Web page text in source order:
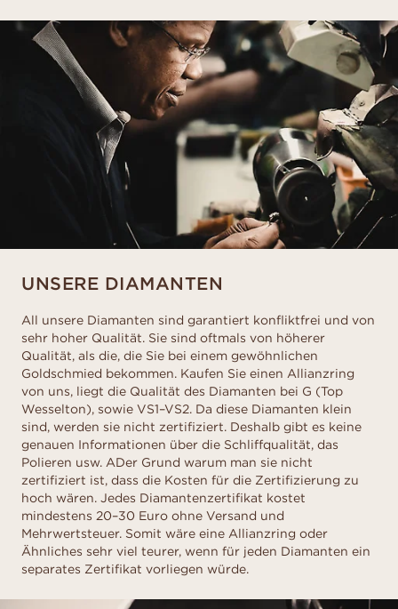
UNSERE DIAMANTEN
All unsere Diamanten sind garantiert konfliktfrei und von
sehr hoher Qualität. Sie sind oftmals von höherer
Qualität, als die, die Sie bei einem gewöhnlichen
Goldschmied bekommen. Kaufen Sie einen Allianzring
von uns, liegt die Qualität des Diamanten bei G (Top
Wesselton), sowie VS1–VS2. Da diese Diamanten klein
sind, werden sie nicht zertifiziert. Deshalb gibt es keine
genauen Informationen über die Schliffqualität, das
Polieren usw. ADer Grund warum man sie nicht
zertifiziert ist, dass die Kosten für die Zertifizierung zu
hoch wären. Jedes Diamantenzertifikat kostet
mindestens 20–30 Euro ohne Versand und
Mehrwertsteuer. Somit wäre eine Allianzring oder
Ähnliches sehr viel teurer, wenn für jeden Diamanten ein
separates Zertifikat vorliegen würde.